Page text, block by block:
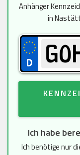
Anhänger
in
Ich habe
Ich benötige nur